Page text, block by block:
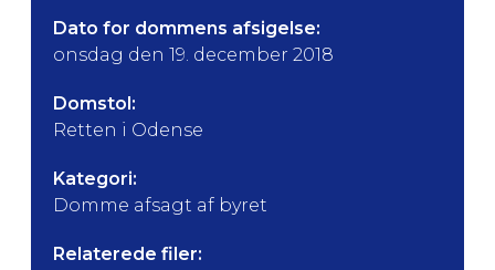
Dato for dommens afsigelse:
onsdag den 19. december 2018
Domstol:
Retten i Odense
Kategori:
Domme afsagt af byret
Relaterede filer: